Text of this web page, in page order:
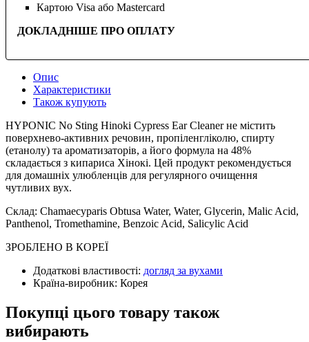
Картою Visa або Mastercard
ДОКЛАДНІШЕ ПРО ОПЛАТУ
Опис
Характеристики
Також купують
HYPONIC No Sting Hinoki Cypress Ear Cleaner не містить
поверхнево-активних речовин, пропіленгліколю, спирту
(етанолу) та ароматизаторів, а його формула на 48%
складається з кипариса Хінокі. Цей продукт рекомендується
для домашніх улюбленців для регулярного очищення
чутливих вух.
Склад: Chamaecyparis Obtusa Water, Water, Glycerin, Malic Acid,
Panthenol, Tromethamine, Benzoic Acid, Salicylic Acid
ЗРОБЛЕНО В КОРЕЇ
Додаткові властивості: догляд за вухами
Країна-виробник: Корея
Покупці цього товару також
вибирають